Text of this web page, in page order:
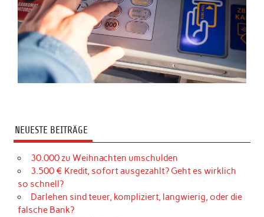
NEUESTE BEITRÄGE
30.000 zu Weihnachten umschulden
3.500 € Kredit, sofort ausgezahlt? Geht es wirklich
so schnell?
Darlehen sind teuer, kompliziert, langwierig, oder die
falsche Bank?